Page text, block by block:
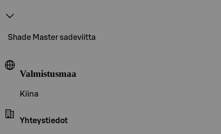
Shade Master sadeviitta
Valmistusmaa
Kiina
Yhteystiedot